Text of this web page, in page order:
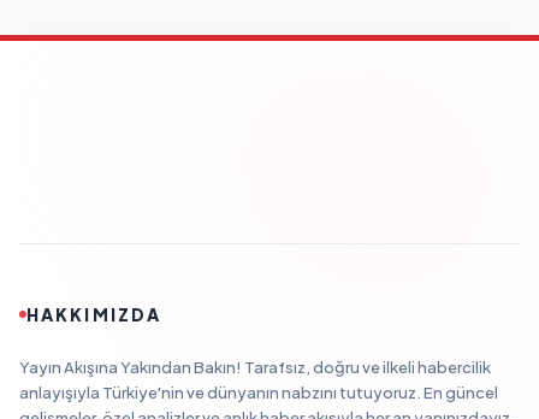
HAKKIMIZDA
Yayın Akışına Yakından Bakın! Tarafsız, doğru ve ilkeli habercilik
anlayışıyla Türkiye'nin ve dünyanın nabzını tutuyoruz. En güncel